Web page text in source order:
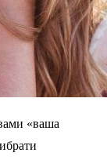
«ваша